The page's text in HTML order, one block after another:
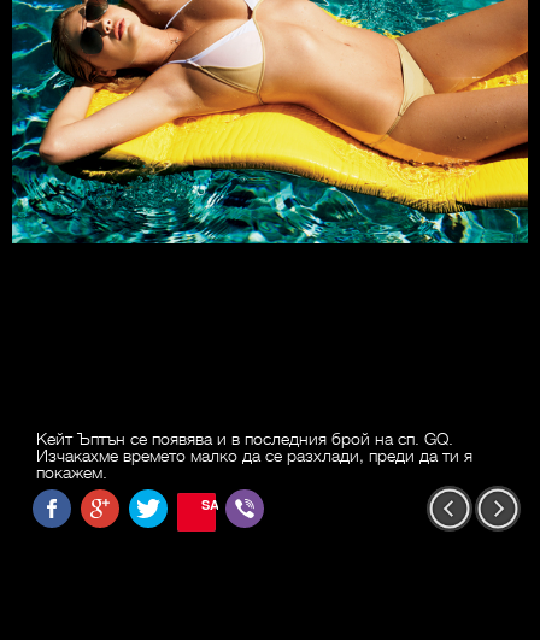
Кейт Ъптън се появява и в последния брой на сп. GQ.
Изчакахме времето малко да се разхлади, преди да ти я
покажем.
SAVE